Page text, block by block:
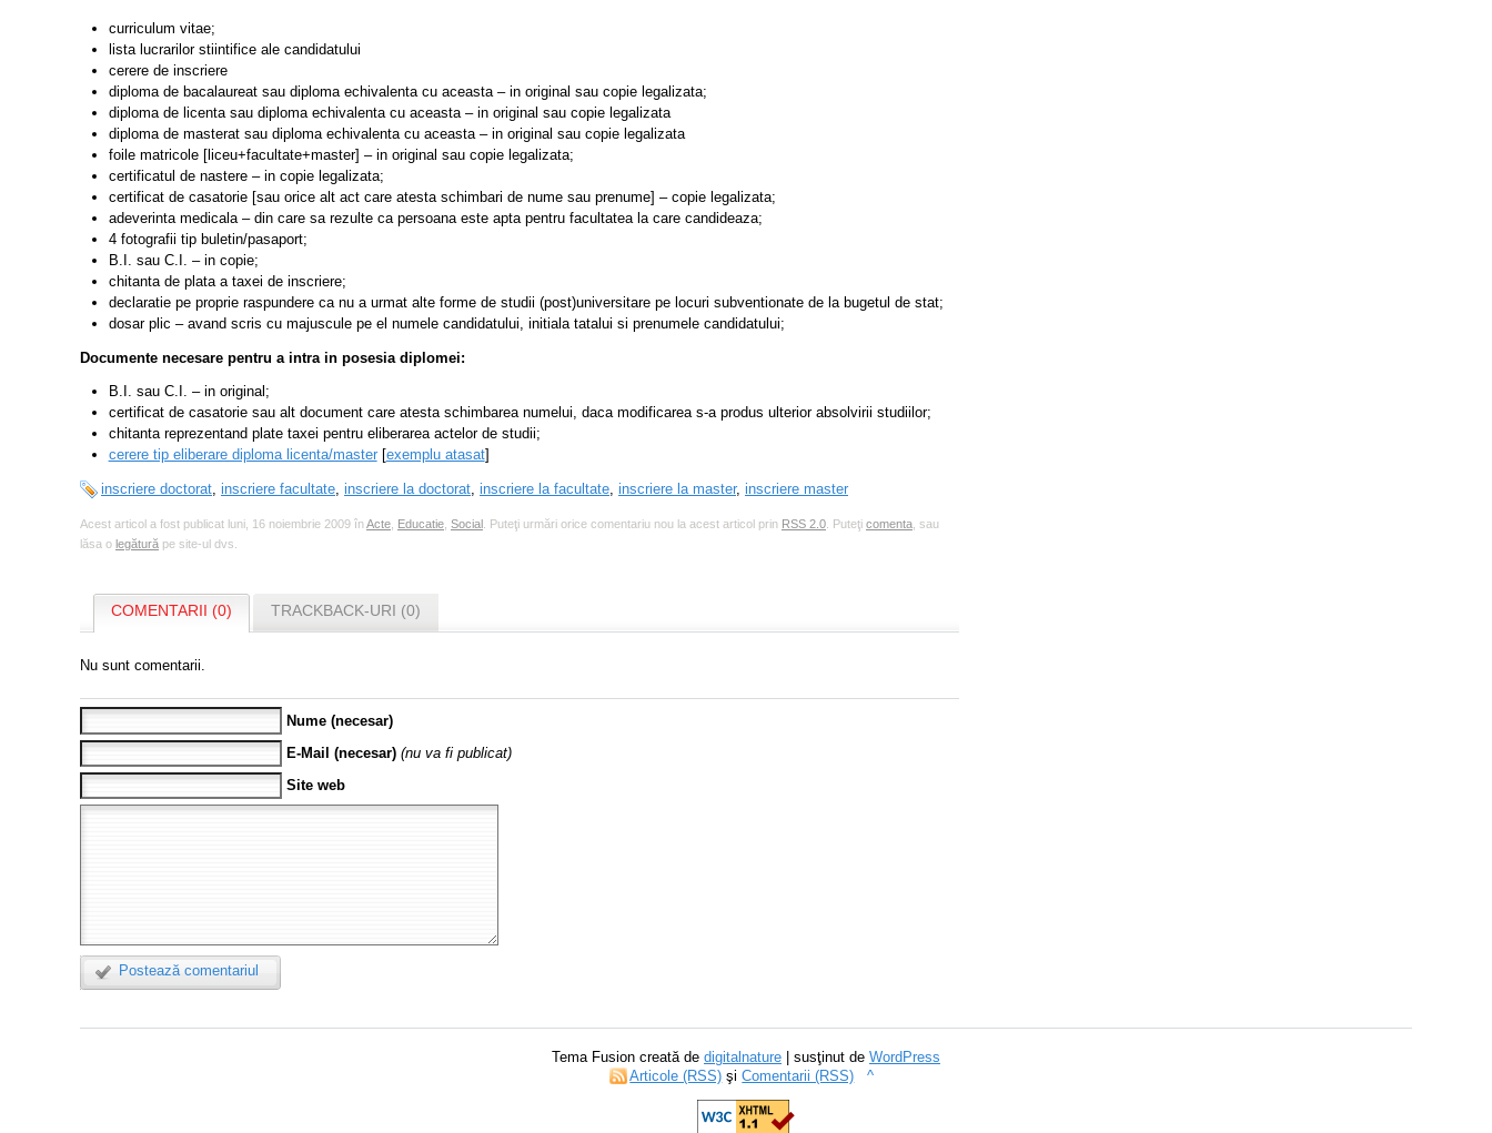
curriculum vitae;
lista lucrarilor stiintifice ale candidatului
cerere de inscriere
diploma de bacalaureat sau diploma echivalenta cu aceasta – in original sau copie legalizata;
diploma de licenta sau diploma echivalenta cu aceasta – in original sau copie legalizata
diploma de masterat sau diploma echivalenta cu aceasta – in original sau copie legalizata
foile matricole [liceu+facultate+master] – in original sau copie legalizata;
certificatul de nastere – in copie legalizata;
certificat de casatorie [sau orice alt act care atesta schimbari de nume sau prenume] – copie legalizata;
adeverinta medicala – din care sa rezulte ca persoana este apta pentru facultatea la care candideaza;
4 fotografii tip buletin/pasaport;
B.I. sau C.I. – in copie;
chitanta de plata a taxei de inscriere;
declaratie pe proprie raspundere ca nu a urmat alte forme de studii (post)universitare pe locuri subventionate de la bugetul de stat;
dosar plic – avand scris cu majuscule pe el numele candidatului, initiala tatalui si prenumele candidatului;
Documente necesare pentru a intra in posesia diplomei:
B.I. sau C.I. – in original;
certificat de casatorie sau alt document care atesta schimbarea numelui, daca modificarea s-a produs ulterior absolvirii studiilor;
chitanta reprezentand plate taxei pentru eliberarea actelor de studii;
cerere tip eliberare diploma licenta/master[exemplu atasat]
inscriere doctorat, inscriere facultate, inscriere la doctorat, inscriere la facultate, inscriere la master, inscriere master
Acest articol a fost publicat luni, 16 noiembrie 2009 înActe Educatie Social . Puteţi urmări orice comentariu nou la acest articol prin RSS 2.0 . Puteţi comenta , sau
lăsa o legătură pe site-ul dvs.
COMENTARII (0) TRACKBACK-URI (0)
Nu sunt comentarii.
Nume (necesar)
E-Mail (necesar) (nu va fi publicat)
Site web
Postează comentariul
Tema Fusion creată de digitalnature | susţinut de WordPress
Articole (RSS) şiComentarii (RSS) ^